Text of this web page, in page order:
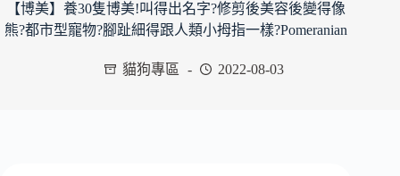
【博美】養30隻博美!叫得出名字?修剪後美容後變得像
熊?都市型寵物?腳趾細得跟人類小拇指一樣?Pomeranian
貓狗專區 2022-08-03